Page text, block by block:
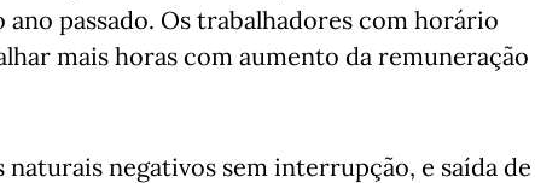
passado. Os trabalhadores com horário
mais horas com aumento da remuneração
negativos sem interrupção, e saída de